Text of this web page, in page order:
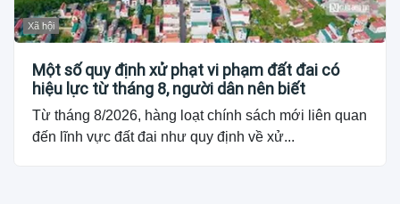
Xã hội
Một số quy định xử phạt vi phạm đất đai có
hiệu lực từ tháng 8, người dân nên biết
Từ tháng 8/2026, hàng loạt chính sách mới liên quan
đến lĩnh vực đất đai như quy định về xử...